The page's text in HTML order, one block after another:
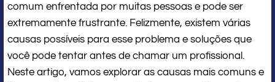
comum enfrentada por muitas pessoas e pode ser
extremamente frustrante. Felizmente, existem várias
causas possíveis para esse problema e soluções que
você pode tentar antes de chamar um profissional.
Neste artigo, vamos explorar as causas mais comuns e